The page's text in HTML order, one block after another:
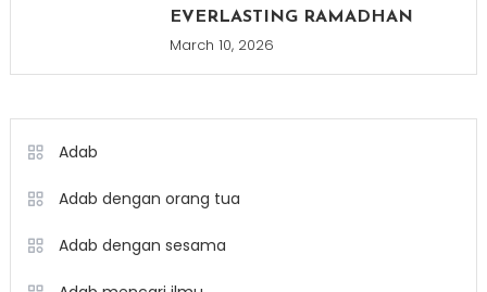
EVERLASTING RAMADHAN
March 10, 2026
Adab
Adab dengan orang tua
Adab dengan sesama